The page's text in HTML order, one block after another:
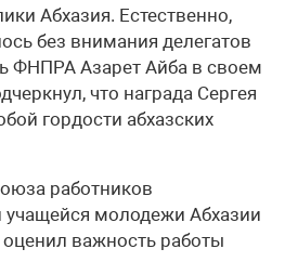
Абхазия. Естественно,
без внимания делегатов
ФНПРА Азарет Айба в своем
что награда Сергея
гордости абхазских
работников
учащейся молодежи Абхазии
важность работы